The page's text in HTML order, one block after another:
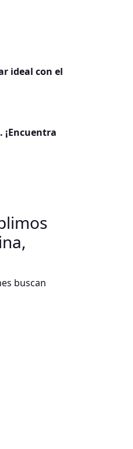
ideal con el
¡Encuentra
buscan